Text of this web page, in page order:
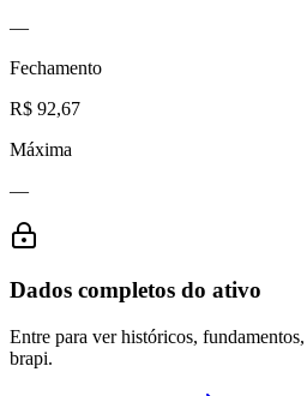
—
Fechamento
R$ 92,67
Máxima
—
Dados completos do ativo
Entre para ver históricos,
brapi.